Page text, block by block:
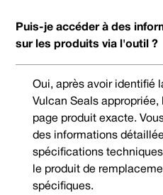
Puis-je accéder à des
sur les produits via l'outil ?
Oui, après avoir identifié
Vulcan Seals
page produit exacte.
des informations
spécifications
le produit de
spécifiques.